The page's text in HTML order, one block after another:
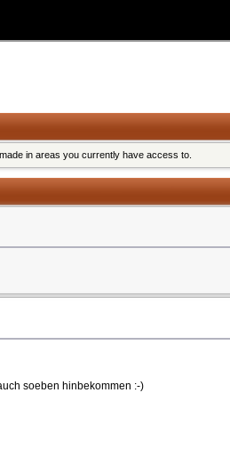
in areas you currently have access to.
soeben hinbekommen :-)